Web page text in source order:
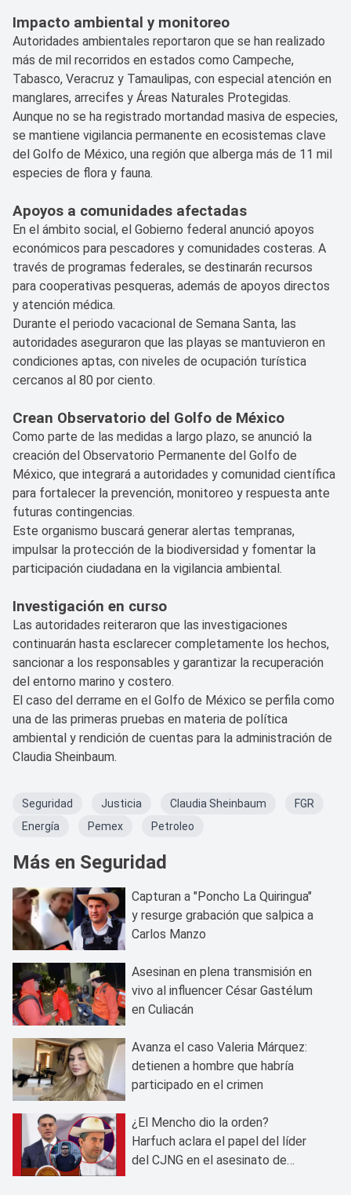
Impacto ambiental y monitoreo
Autoridades ambientales reportaron que se han realizado
más de mil recorridos en estados como Campeche,
Tabasco, Veracruz y Tamaulipas, con especial atención en
manglares, arrecifes y Áreas Naturales Protegidas.
Aunque no se ha registrado mortandad masiva de especies,
se mantiene vigilancia permanente en ecosistemas clave
del Golfo de México, una región que alberga más de 11 mil
especies de flora y fauna.
Apoyos a comunidades afectadas
En el ámbito social, el Gobierno federal anunció apoyos
económicos para pescadores y comunidades costeras. A
través de programas federales, se destinarán recursos
para cooperativas pesqueras, además de apoyos directos
y atención médica.
Durante el periodo vacacional de Semana Santa, las
autoridades aseguraron que las playas se mantuvieron en
condiciones aptas, con niveles de ocupación turística
cercanos al 80 por ciento.
Crean Observatorio del Golfo de México
Como parte de las medidas a largo plazo, se anunció la
creación del Observatorio Permanente del Golfo de
México, que integrará a autoridades y comunidad científica
para fortalecer la prevención, monitoreo y respuesta ante
futuras contingencias.
Este organismo buscará generar alertas tempranas,
impulsar la protección de la biodiversidad y fomentar la
participación ciudadana en la vigilancia ambiental.
Investigación en curso
Las autoridades reiteraron que las investigaciones
continuarán hasta esclarecer completamente los hechos,
sancionar a los responsables y garantizar la recuperación
del entorno marino y costero.
El caso del derrame en el Golfo de México se perfila como
una de las primeras pruebas en materia de política
ambiental y rendición de cuentas para la administración de
Claudia Sheinbaum.
Seguridad Justicia Claudia Sheinbaum
FGR
Energía
Pemex Petroleo
Más en Seguridad
Capturan a "Poncho La Quiringua"
y resurge grabación que salpica a
Carlos Manzo
Asesinan en plena transmisión en
vivo al influencer César Gastélum
en Culiacán
Avanza el caso Valeria Márquez:
detienen a hombre que habría
participado en el crimen
¿El Mencho dio la orden?
Harfuch aclara el papel del líder
del CJNG en el asesinato de